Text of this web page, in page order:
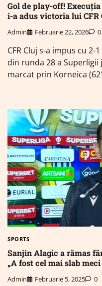
Gol de play-off!
i-a adus victoria lui CFR
Admin Februarie 22, 2026 0
CFR Cluj s-a impus cu
din runda 28 a Superligii
marcat prin Korneica
SPORTS
Sanjin Alagic a rămas
„A fost cel mai slab
Admin Februarie 5, 2025 0